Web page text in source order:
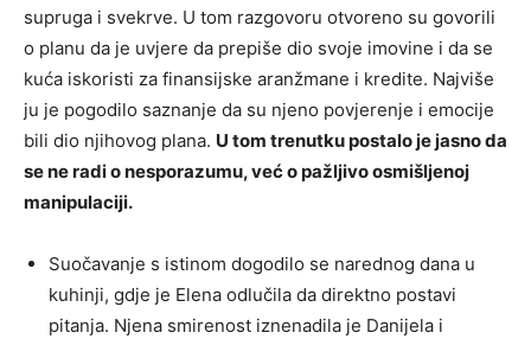
supruga i svekrve. U tom razgovoru otvoreno su govorili
o planu da je uvjere da prepiše dio svoje imovine i da se
kuća iskoristi za finansijske aranžmane i kredite. Najviše
ju je pogodilo saznanje da su njeno povjerenje i emocije
bili dio njihovog plana. U tom trenutku postalo je jasno da
se ne radi o nesporazumu, već o pažljivo osmišljenoj
manipulaciji.
Suočavanje s istinom dogodilo se narednog dana u
kuhinji, gdje je Elena odlučila da direktno postavi
pitanja. Njena smirenost iznenadila je Danijela i